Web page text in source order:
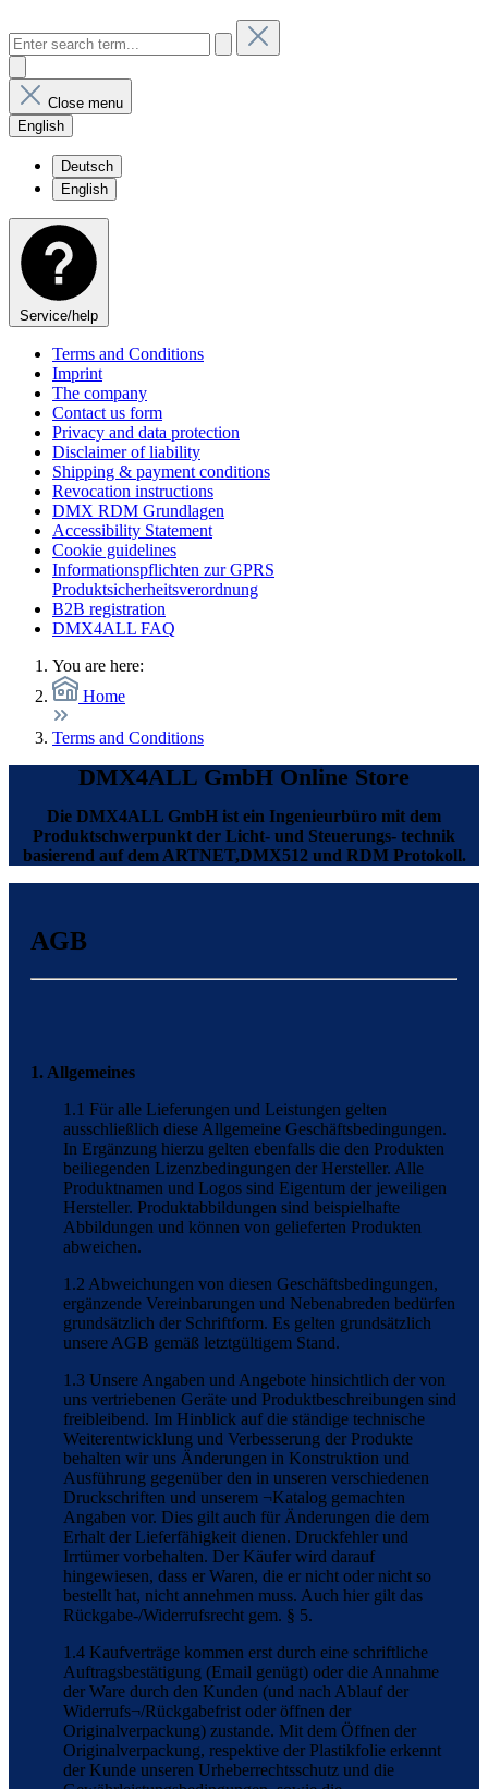
Close menu
English
Deutsch
English
Service/help
Terms and Conditions
Imprint
The company
Contact us form
Privacy and data protection
Disclaimer of liability
Shipping & payment conditions
Revocation instructions
DMX RDM Grundlagen
Accessibility Statement
Cookie guidelines
Informationspflichten zur GPRS
Produktsicherheitsverordnung
B2B registration
DMX4ALL FAQ
You are here:
Home
Terms and Conditions
DMX4ALL GmbH Online Store
Die DMX4ALL GmbH ist ein Ingenieurbüro mit dem
Produktschwerpunkt der Licht- und Steuerungs- technik
basierend auf dem ARTNET,DMX512 und RDM Protokoll.
AGB
1. Allgemeines
1.1 Für alle Lieferungen und Leistungen gelten
ausschließlich diese Allgemeine Geschäftsbedingungen.
In Ergänzung hierzu gelten ebenfalls die den Produkten
beiliegenden Lizenzbedingungen der Hersteller. Alle
Produktnamen und Logos sind Eigentum der jeweiligen
Hersteller. Produktabbildungen sind beispielhafte
Abbildungen und können von gelieferten Produkten
abweichen.
1.2 Abweichungen von diesen Geschäftsbedingungen,
ergänzende Vereinbarungen und Nebenabreden bedürfen
grundsätzlich der Schriftform. Es gelten grundsätzlich
unsere AGB gemäß letztgültigem Stand.
1.3 Unsere Angaben und Angebote hinsichtlich der von
uns vertriebenen Geräte und Produktbeschreibungen sind
freibleibend. Im Hinblick auf die ständige technische
Weiterentwicklung und Verbesserung der Produkte
behalten wir uns Änderungen in Konstruktion und
Ausführung gegenüber den in unseren verschiedenen
Druckschriften und unserem ¬Katalog gemachten
Angaben vor. Dies gilt auch für Änderungen die dem
Erhalt der Lieferfähigkeit dienen. Druckfehler und
Irrtümer vorbehalten. Der Käufer wird darauf
hingewiesen, dass er Waren, die er nicht oder nicht so
bestellt hat, nicht annehmen muss. Auch hier gilt das
Rückgabe-/Widerrufsrecht gem. § 5.
1.4 Kaufverträge kommen erst durch eine schriftliche
Auftragsbestätigung (Email genügt) oder die Annahme
der Ware durch den Kunden (und nach Ablauf der
Widerrufs¬/Rückgabefrist oder öffnen der
Originalverpackung) zustande. Mit dem Öffnen der
Originalverpackung, respektive der Plastikfolie erkennt
der Kunde unseren Urheberrechtsschutz und die